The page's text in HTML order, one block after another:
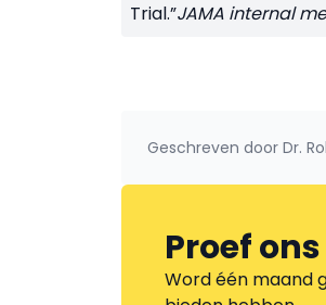
Trial.”JAMA internal
Geschreven door Dr.
Proef ons
Word één maand